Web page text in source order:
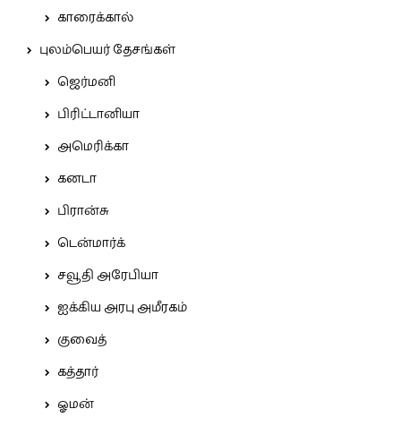
காரைக்கால்
புலம்பெயர் தேசங்கள்
ஜெர்மனி
பிரிட்டானியா
அமெரிக்கா
கனடா
பிரான்சு
டென்மார்க்
சவூதி அரேபியா
ஐக்கிய அரபு அமீரகம்
குவைத்
கத்தார்
ஓமன்